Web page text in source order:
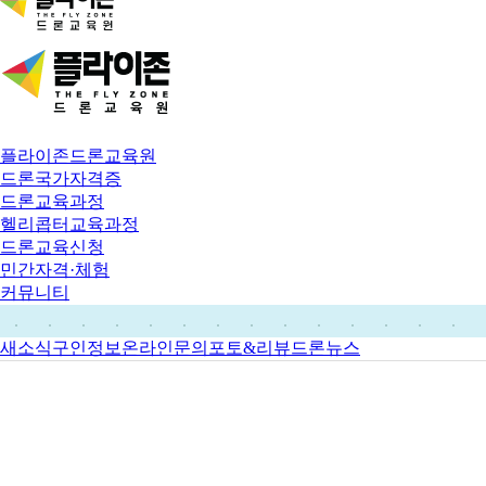
플라이존드론교육원
드론국가자격증
드론교육과정
헬리콥터교육과정
드론교육신청
민간자격·체험
커뮤니티
새소식구인정보 온라인문의 포토&리뷰드론뉴스